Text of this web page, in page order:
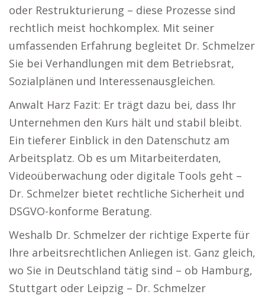
oder Restrukturierung – diese Prozesse sind
rechtlich meist hochkomplex. Mit seiner
umfassenden Erfahrung begleitet Dr. Schmelzer
Sie bei Verhandlungen mit dem Betriebsrat,
Sozialplänen und Interessenausgleichen.
Anwalt Harz Fazit: Er trägt dazu bei, dass Ihr
Unternehmen den Kurs hält und stabil bleibt.
Ein tieferer Einblick in den Datenschutz am
Arbeitsplatz. Ob es um Mitarbeiterdaten,
Videoüberwachung oder digitale Tools geht –
Dr. Schmelzer bietet rechtliche Sicherheit und
DSGVO-konforme Beratung.
Weshalb Dr. Schmelzer der richtige Experte für
Ihre arbeitsrechtlichen Anliegen ist. Ganz gleich,
wo Sie in Deutschland tätig sind – ob Hamburg,
Stuttgart oder Leipzig – Dr. Schmelzer